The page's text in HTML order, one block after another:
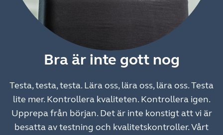
Bra är inte gott nog
Testa, testa, testa. Lära oss, lära oss, lära oss. Testa
lite mer. Kontrollera kvaliteten. Kontrollera igen.
Upprepa från början. Det är inte konstigt att vi är
besatta av testning och kvalitetskontroller. Vårt